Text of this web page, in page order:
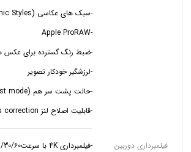
-Apple ProRAW
-لرزشگیر خودکار تصویر
-قابلیت اصلاح لنز Lens correction
فیلمبرداری دوربین